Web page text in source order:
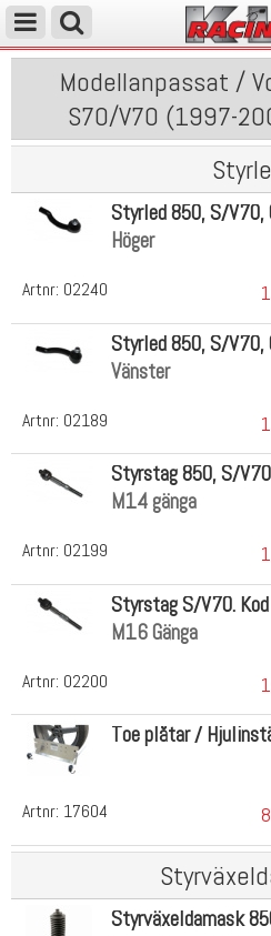
Modellanpassat /
S70/V70 (1997-
Artnr: 02240
Styrled 850, S/
Höger
Artnr: 02189
Styrled 850, S/
Vänster
Artnr: 02199
Styrstag 850, S/
M14 gänga
Artnr: 02200
Styrstag S/V70.
M16 Gänga
Artnr: 17604
Toe plåtar /
Styrväxeldamask